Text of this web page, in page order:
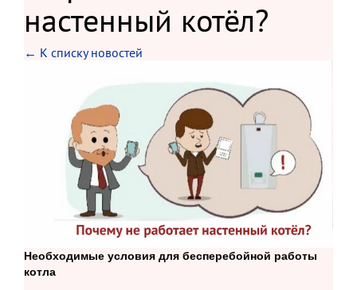
настенный котёл?
← К списку новостей
Необходимые условия для бесперебойной работы
котла